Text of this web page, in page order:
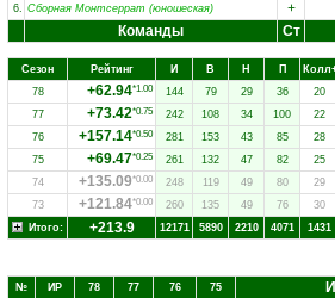
6. Сборная Монтсеррат (юношеская) +
Команды Ст
Сезон Рейтинг И В Н П
78
+62.94*1.00 144 79 29 36 20
77
+73.42*0.75 242 108 34 100 22
76
+157.14*0.50 281 153 43 85 28
75
+69.47*0.25 261 132 47 82 25
74
+135.09*0.00 248 119 49 80 29
73
+121.84*0.00 260 135 49 76 30
Итого:
+213.9 12171 5890 2210 4071 1431
№ ИР 78 77 76 75